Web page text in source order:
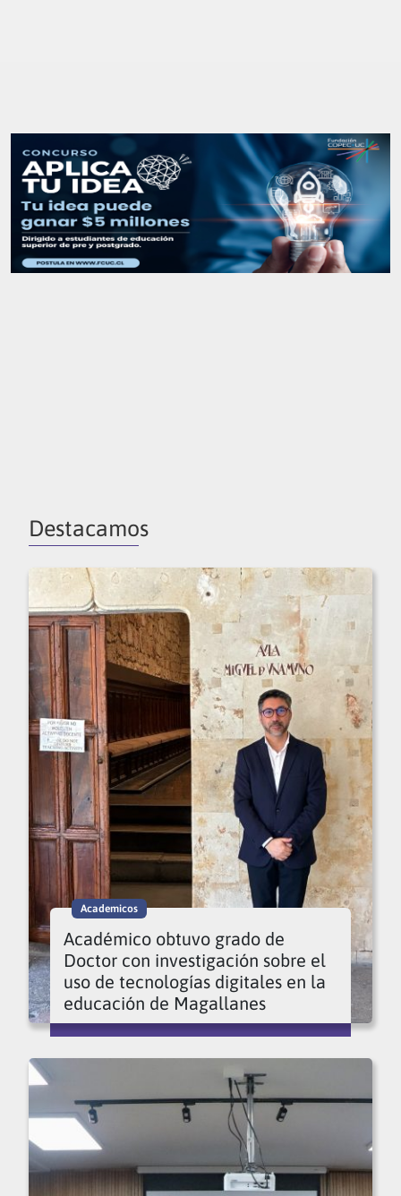
Destacamos
Academicos
Académico obtuvo grado de
Doctor con investigación sobre el
uso de tecnologías digitales en la
educación de Magallanes